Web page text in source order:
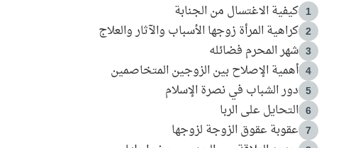
1 كيفية الاغتسال من الجنابة
2 كراهية المرأة زوجها الأسباب والآثار والعلاج
3 شهر المحرم فضائله
4 أهمية الإصلاح بين الزوجين المتخاصمين
5 دور الشباب في نصرة الإسلام
6 التحايل على الربا
7 عقوبة عقوق الزوجة لزوجها